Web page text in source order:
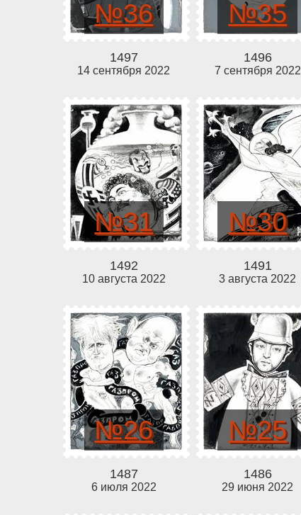
№36
1497
14 сентября 2022
№35
1496
7 сентября 2022
№31
1492
10 августа 2022
№30
1491
3 августа 2022
№26
1487
6 июля 2022
№25
1486
29 июня 2022